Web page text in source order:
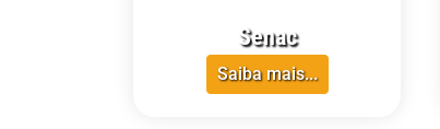
Senac
Saiba mais...